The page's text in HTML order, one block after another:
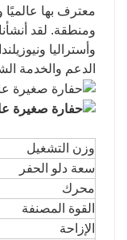
ومنطقة. لقد
وأستراليا
الدعم والخدمة
وزن التشغيل
سعة دلو الحفر
محرك
القوة المصنفة
الإزاحة